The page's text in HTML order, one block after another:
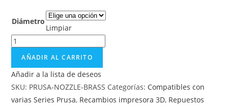
Diámetro
Limpiar
AÑADIR AL CARRITO
Añadir a la lista de deseos
SKU: PRUSA-NOZZLE-BRASS Categorías: Compatibles con
varias Series Prusa, Recambios impresora 3D, Repuestos